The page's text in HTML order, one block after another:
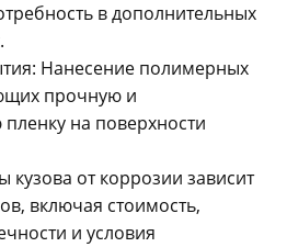
в дополнительных
Нанесение полимерных
прочную и
на поверхности
от коррозии зависит
включая стоимость,
и условия